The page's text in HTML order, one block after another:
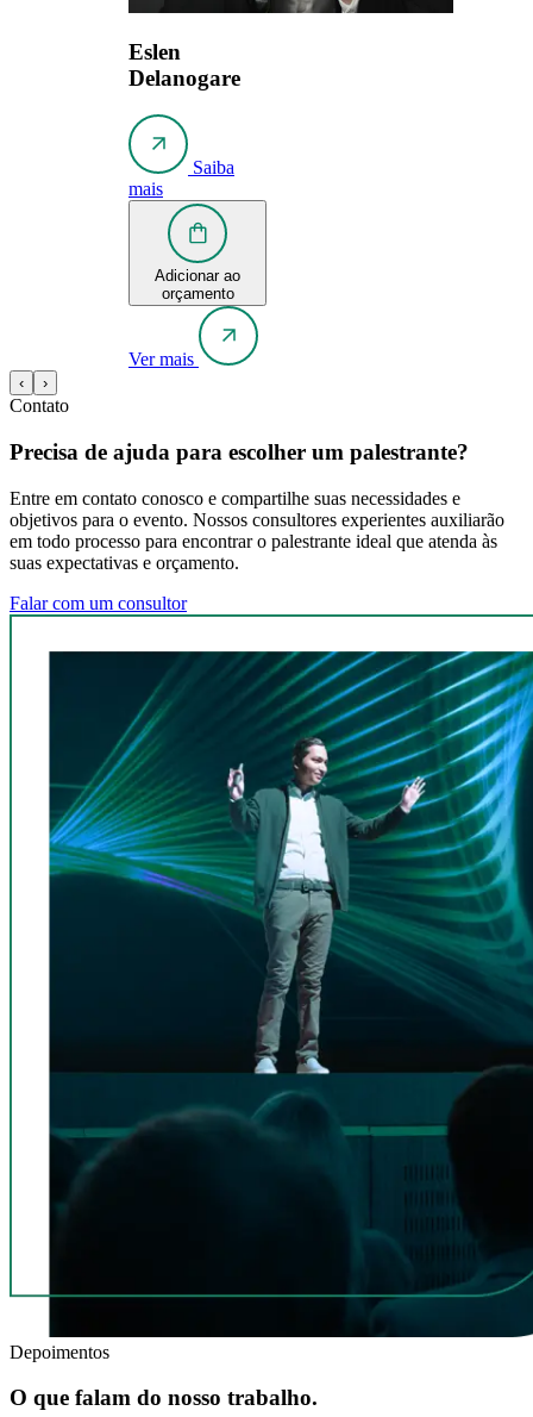
Eslen
Delanogare
Saiba
mais
Adicionar ao
orçamento
Ver mais
‹ ›
Contato
Precisa de ajuda para escolher um palestrante?
Entre em contato conosco e compartilhe suas necessidades e
objetivos para o evento. Nossos consultores experientes auxiliarão
em todo processo para encontrar o palestrante ideal que atenda às
suas expectativas e orçamento.
Falar com um consultor
Depoimentos
O que falam do nosso trabalho.